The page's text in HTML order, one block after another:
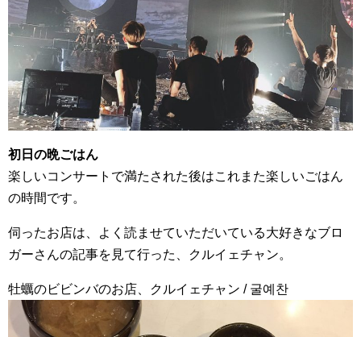
初日の晩ごはん
楽しいコンサートで満たされた後はこれまた楽しいごはん
の時間です。
伺ったお店は、よく読ませていただいている大好きなブロ
ガーさんの記事を見て行った、クルイェチャン。
牡蠣のビビンバのお店、クルイェチャン / 굴예찬